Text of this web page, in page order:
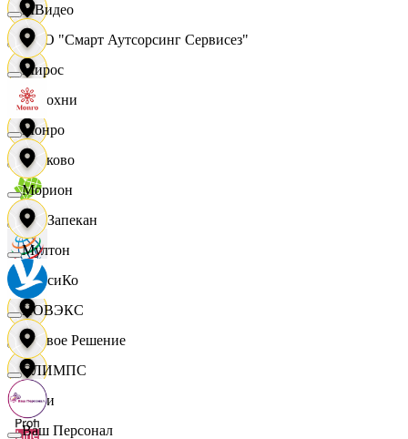
ООО "Смарт Аутсорсинг Сервисез"
Отдохни
Очаково
ПанЗапекан
ПепсиКо
Первое Решение
Пери
МВидео
Мирос
Монро
Морион
Мултон
НОВЭКС
ОЛИМПС
Ваш Персонал